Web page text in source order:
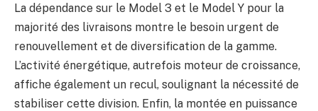
La dépendance sur le Model 3 et le Model Y pour la
majorité des livraisons montre le besoin urgent de
renouvellement et de diversification de la gamme.
L’activité énergétique, autrefois moteur de croissance,
affiche également un recul, soulignant la nécessité de
stabiliser cette division. Enfin, la montée en puissance